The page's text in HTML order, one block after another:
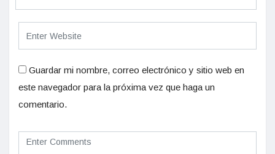
Guardar mi nombre, correo electrónico y sitio web en
este navegador para la próxima vez que haga un
comentario.